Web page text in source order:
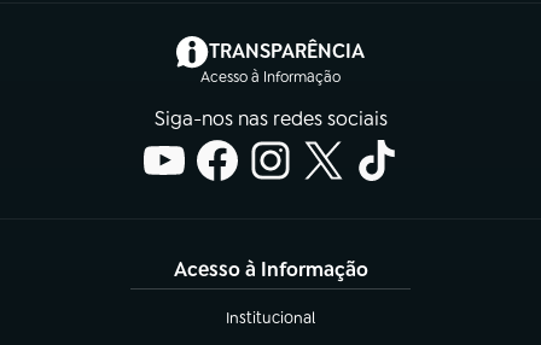
TRANSPARÊNCIA
Acesso à Informação
(abre em nova aba)
Siga-nos nas redes sociais
Acesso à Informação
Institucional
(abre em nova aba)